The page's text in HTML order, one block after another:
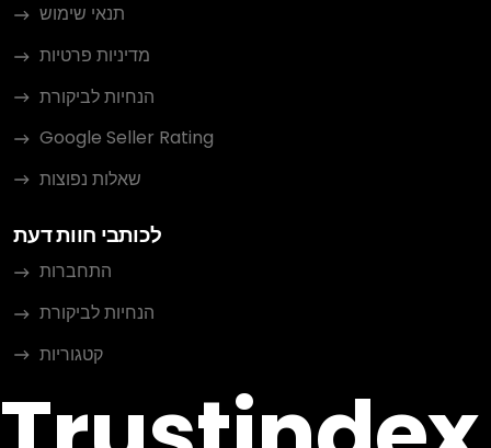
תנאי שימוש
מדיניות פרטיות
הנחיות לביקורת
Google Seller Rating
שאלות נפוצות
לכותבי חוות דעת
התחברות
הנחיות לביקורת
קטגוריות